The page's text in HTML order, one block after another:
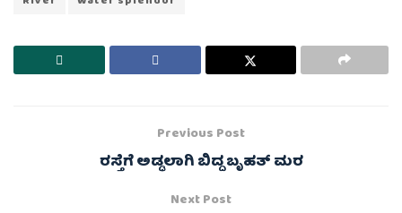
Previous Post
ರಸ್ತೆಗೆ ಅಡ್ಡಲಾಗಿ ಬಿದ್ದ ಬೃಹತ್‌ ಮರ
Next Post